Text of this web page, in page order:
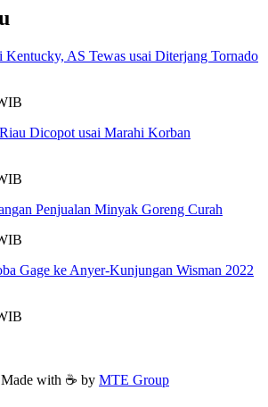
Kentucky, AS Tewas usai Diterjang Tornado
Dicopot usai Marahi Korban
Penjualan Minyak Goreng Curah
Gage ke Anyer-Kunjungan Wisman 2022
with ☕ by MTE Group